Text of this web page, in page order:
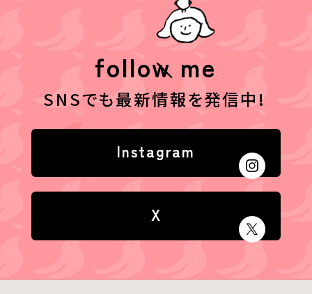
follow me
SNSでも最新情報を発信中!
Instagram
X